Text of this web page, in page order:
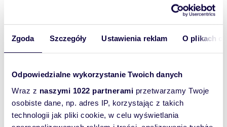
Zgoda Szczegóły Ustawienia reklam O plikach
Odpowiedzialne wykorzystanie Twoich danych
Wraz z naszymi 1022 partnerami przetwarzamy Twoje
osobiste dane, np. adres IP, korzystając z takich
technologii jak pliki cookie, w celu wyświetlania
This floor is complemented by a bathroom with
a shower, a garage for one car and a practical
utility room serving as a boiler room.
The first flooris the comfortable, private part of
The master bedroom features a walk-in closet
and a large balcony window, providing ample
natural light. Additionally, there are three
bedrooms with balconies, providing everyone
with access to natural light.
On this floor there is also a spacious bathroom